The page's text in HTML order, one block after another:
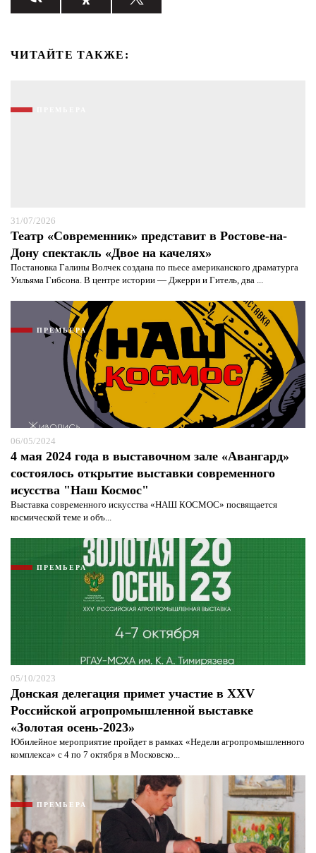
ЧИТАЙТЕ ТАКЖЕ:
31/07/2026
Театр «Современник» представит в Ростове-на-
Дону спектакль «Двое на качелях»
Постановка Галины Волчек создана по пьесе американского драматурга
Уильяма Гибсона. В центре истории — Джерри и Гитель, два ...
ПРЕМЬЕРА
06/05/2024
4 мая 2024 года в выставочном зале «Авангард»
состоялось открытие выставки современного
исусства "Наш Космос"
Выставка современного искусства «НАШ КОСМОС» посвящается
космической теме и объ...
ПРЕМЬЕРА
05/10/2023
Донская делегация примет участие в XXV
Российской агропромышленной выставке
«Золотая осень-2023»
Юбилейное мероприятие пройдет в рамках «Недели агропромышленного
комплекса» с 4 по 7 октября в Московско...
ПРЕМЬЕРА
Я согласен с
политикой конфиденциальности и
защиты информации*
Я согласен с
политикой конфиденциальности и
защиты информации*